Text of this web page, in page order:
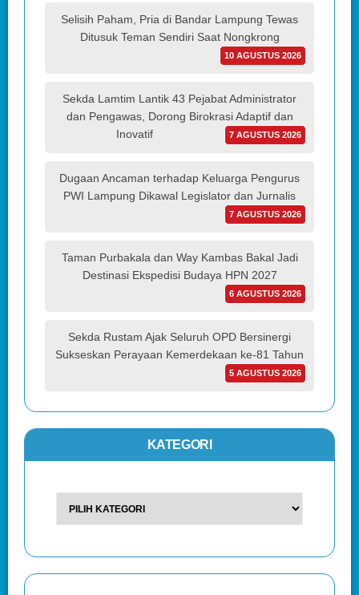
Selisih Paham, Pria di Bandar Lampung Tewas
Ditusuk Teman Sendiri Saat Nongkrong
10 AGUSTUS 2026
Sekda Lamtim Lantik 43 Pejabat Administrator
dan Pengawas, Dorong Birokrasi Adaptif dan
Inovatif
7 AGUSTUS 2026
Dugaan Ancaman terhadap Keluarga Pengurus
PWI Lampung Dikawal Legislator dan Jurnalis
7 AGUSTUS 2026
Taman Purbakala dan Way Kambas Bakal Jadi
Destinasi Ekspedisi Budaya HPN 2027
6 AGUSTUS 2026
Sekda Rustam Ajak Seluruh OPD Bersinergi
Sukseskan Perayaan Kemerdekaan ke-81 Tahun
5 AGUSTUS 2026
KATEGORI